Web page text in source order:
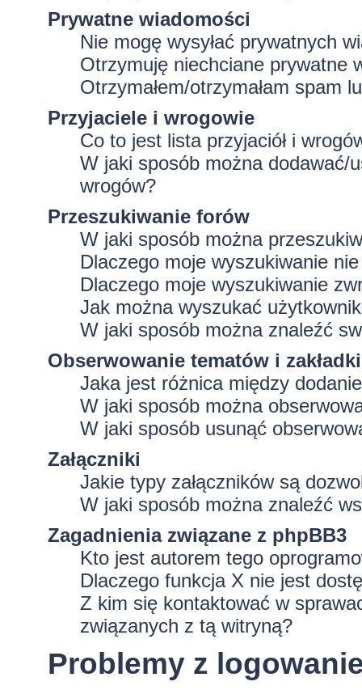
Prywatne wiadomości
Nie mogę wysyłać prywatnych
Otrzymuję niechciane prywatne
Otrzymałem/otrzymałam spam
Przyjaciele i wrogowie
Co to jest lista przyjaciół i
W jaki sposób można dodawać/
wrogów?
Przeszukiwanie forów
W jaki sposób można
Dlaczego moje wyszukiwanie
Dlaczego moje wyszukiwanie
Jak można wyszukać
W jaki sposób można znaleźć
Obserwowanie tematów i zakładki
Jaka jest różnica między
W jaki sposób można
W jaki sposób usunąć
Załączniki
Jakie typy załączników są
W jaki sposób można znaleźć
Zagadnienia związane z phpBB3
Kto jest autorem tego
Dlaczego funkcja X nie jest
Z kim się kontaktować w
związanych z tą witryną?
Problemy z